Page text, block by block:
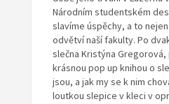
Národním studentském
slavíme úspěchy, a to
odvětví naší fakulty. Po
slečna Kristýna
krásnou pop up knihou o
jsou, a jak my se k nim
loutkou slepice v kleci v